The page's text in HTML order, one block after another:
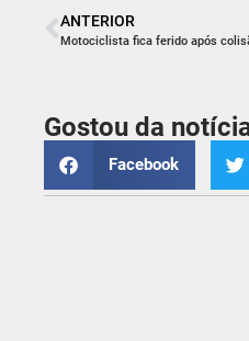
ANTERIOR
Motociclista fica ferido após
Gostou da
Facebook